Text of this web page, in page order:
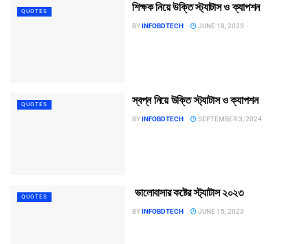
QUOTES শিক্ষক নিয়ে উক্তি স্ট্যাটাস ও ক্যাপশন
BYINFOBDTECH JUNE 18, 2023
QUOTES স্বপ্ন নিয়ে উক্তি স্ট্যাটাস ও ক্যাপশন
BYINFOBDTECH SEPTEMBER 3, 2024
QUOTES ভালোবাসার কষ্টের স্ট্যাটাস ২০২৩
BYINFOBDTECH JUNE 15, 2023